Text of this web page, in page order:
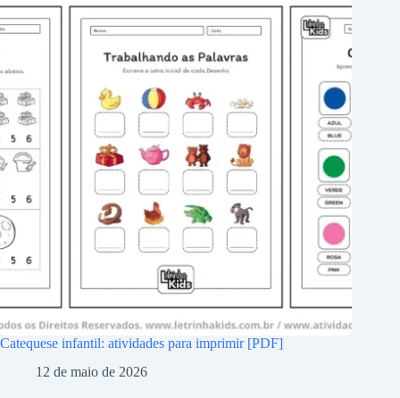
Catequese infantil: atividades para imprimir [PDF]
12 de maio de 2026